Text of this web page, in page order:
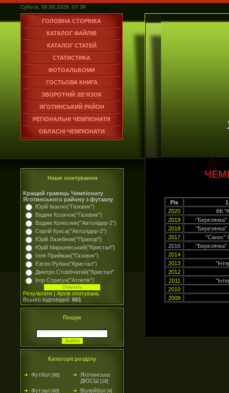
Субота, 08.08.2026, 07:38
ГОЛОВНА СТОРІНКА
КАТАЛОГ ФАЙЛІВ
КАТАЛОГ СТАТЕЙ
СТАТИСТИКА
ФОТОАЛЬБОМИ
ГОСТЬОВА КНИГА
ЗВОРОТНІЙ ЗВ'ЯЗОК
ЯГОТИНСЬКИЙ РАЙОН
РЕГІОНАЛЬНІ ЧЕМПІОНАТИ
ОБЛАСНІ ЧЕМПІОНАТИ
Наше опитування
Кращий гравець Чемпіонату
Яготинського району з футзалу
Юрій Івахно("Газовик")
Вадим Козачок("Газовик")
Вадим Колесник("Автолідер-2")
Сергій Кукса("Автолідер-2")
Юрій Лазебнов("Прапор")
Юрій Маршевський("Кристал")
Ілля Приймак("Газовик")
Євген Рубан("Кристал")
Дмитро Стовбчатий("Кристал"
Ігор Стригун("Атлетік")
Результати | Архів опитувань
Всього відповідей: 661
Пошук
Категорії розділу
Футбол [96]
Яготинська
ДЮСШ [18]
Футзал [46] Волейбол [4]
Рік
2020
ФК
2019
"Березянка"
2018
"Березянка"
2017
"Санос"
2016
"Березянка"
2014
2013
2012
2011
2010
2009